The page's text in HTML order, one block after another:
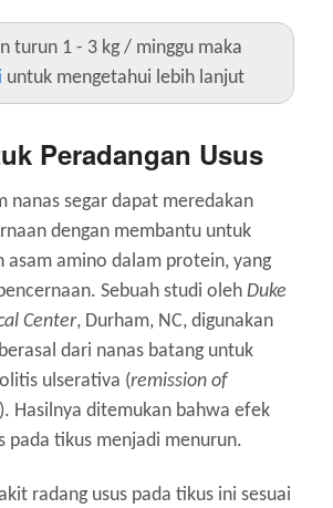
turun 1 - 3 kg / minggu maka
untuk mengetahui lebih lanjut
Peradangan Usus
nanas segar dapat meredakan
dengan membantu untuk
asam amino dalam protein, yang
Sebuah studi oleh Duke
Center, Durham, NC, digunakan
dari nanas batang untuk
ulserativa (remission of
). Hasilnya ditemukan bahwa efek
pada tikus menjadi menurun.
radang usus pada tikus ini sesuai